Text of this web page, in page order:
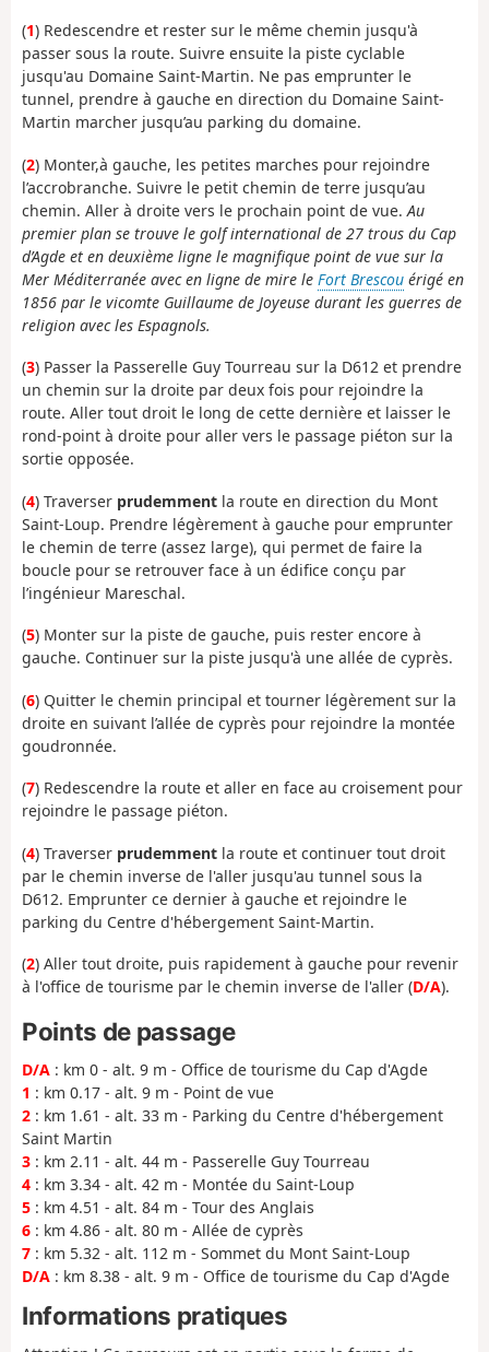
(1) Redescendre et rester sur le même chemin jusqu'à
passer sous la route. Suivre ensuite la piste cyclable
jusqu'au Domaine Saint-Martin. Ne pas emprunter le
tunnel, prendre à gauche en direction du Domaine Saint-
Martin marcher jusqu’au parking du domaine.
(2) Monter,à gauche, les petites marches pour rejoindre
l’accrobranche. Suivre le petit chemin de terre jusqu’au
chemin. Aller à droite vers le prochain point de vue. Au
premier plan se trouve le golf international de 27 trous du Cap
d’Agde et en deuxième ligne le magnifique point de vue sur la
Mer Méditerranée avec en ligne de mire le Fort Brescou érigé en
1856 par le vicomte Guillaume de Joyeuse durant les guerres de
religion avec les Espagnols.
(3) Passer la Passerelle Guy Tourreau sur la D612 et prendre
un chemin sur la droite par deux fois pour rejoindre la
route. Aller tout droit le long de cette dernière et laisser le
rond-point à droite pour aller vers le passage piéton sur la
sortie opposée.
(4) Traverser prudemment la route en direction du Mont
Saint-Loup. Prendre légèrement à gauche pour emprunter
le chemin de terre (assez large), qui permet de faire la
boucle pour se retrouver face à un édifice conçu par
l’ingénieur Mareschal.
(5) Monter sur la piste de gauche, puis rester encore à
gauche. Continuer sur la piste jusqu'à une allée de cyprès.
(6) Quitter le chemin principal et tourner légèrement sur la
droite en suivant l’allée de cyprès pour rejoindre la montée
goudronnée.
(7) Redescendre la route et aller en face au croisement pour
rejoindre le passage piéton.
(4) Traverser prudemment la route et continuer tout droit
par le chemin inverse de l'aller jusqu'au tunnel sous la
D612. Emprunter ce dernier à gauche et rejoindre le
parking du Centre d'hébergement Saint-Martin.
(2) Aller tout droite, puis rapidement à gauche pour revenir
à l'office de tourisme par le chemin inverse de l'aller (D/A).
Points de passage
D/A : km 0 - alt. 9 m - Office de tourisme du Cap d'Agde
1 : km 0.17 - alt. 9 m - Point de vue
2 : km 1.61 - alt. 33 m - Parking du Centre d'hébergement
Saint Martin
3 : km 2.11 - alt. 44 m - Passerelle Guy Tourreau
4 : km 3.34 - alt. 42 m - Montée du Saint-Loup
5 : km 4.51 - alt. 84 m - Tour des Anglais
6 : km 4.86 - alt. 80 m - Allée de cyprès
7 : km 5.32 - alt. 112 m - Sommet du Mont Saint-Loup
D/A : km 8.38 - alt. 9 m - Office de tourisme du Cap d'Agde
Informations pratiques